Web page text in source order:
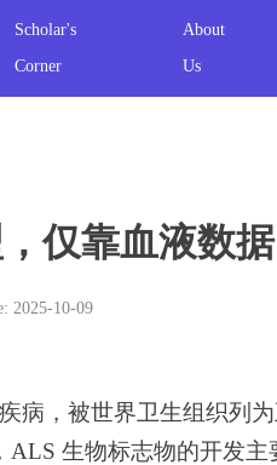
Scholar's
Corner
About
Us
仅靠血液数
2025-10-09
病，被世界卫生组织列为
生物标志物的开发主